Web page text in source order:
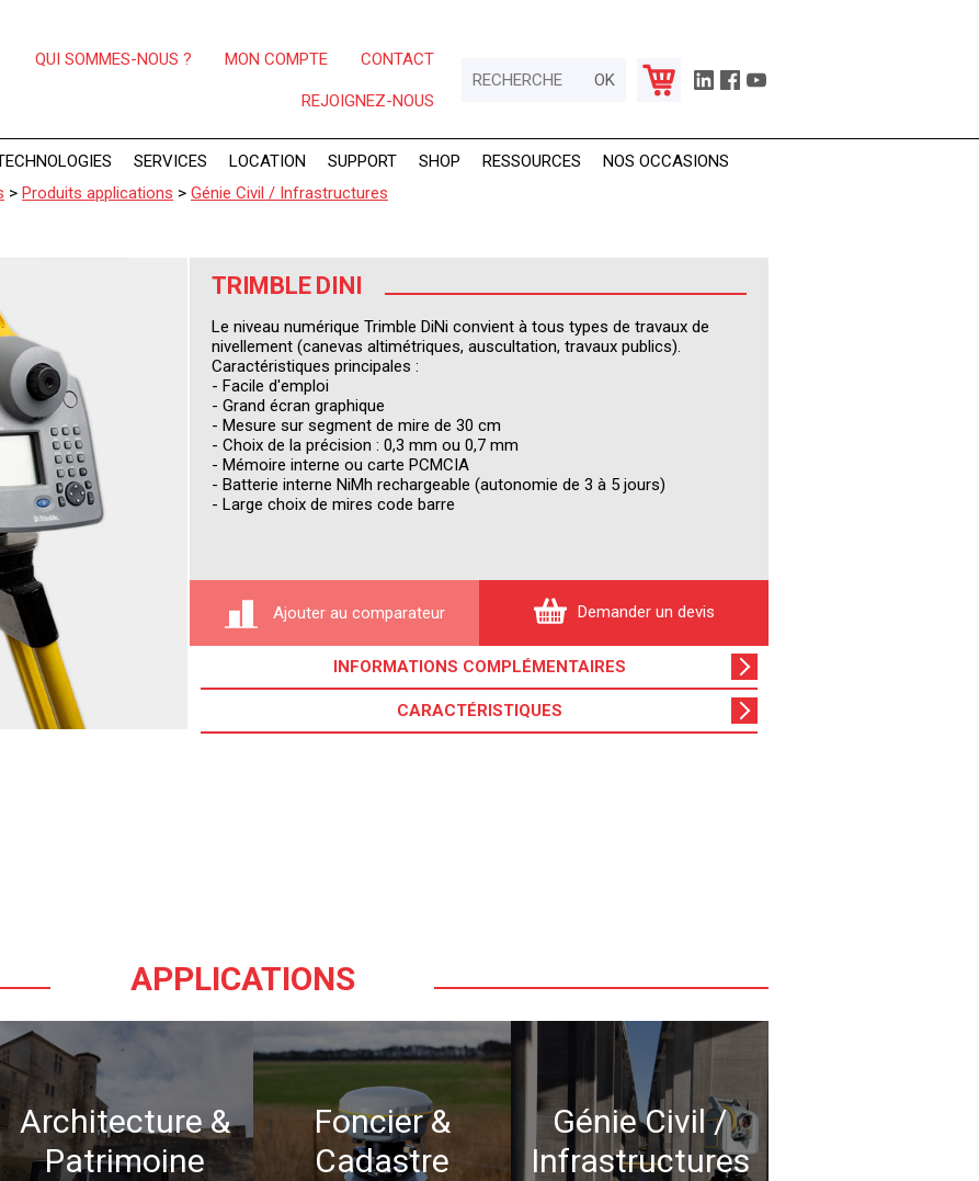
QUI SOMMES-NOUS ? MON COMPTE CONTACT
REJOIGNEZ-NOUS
SERVICES LOCATION SUPPORT SHOP RESSOURCES
NOS OCCASIONS
> Produits applications > Génie Civil / Infrastructures
TRIMBLE DINI
Le niveau numérique Trimble DiNi convient à tous types de travaux de
nivellement (canevas altimétriques, auscultation, travaux publics).
Caractéristiques principales :
- Facile d'emploi
- Grand écran graphique
- Mesure sur segment de mire de 30 cm
- Choix de la précision : 0,3 mm ou 0,7 mm
- Mémoire interne ou carte PCMCIA
- Batterie interne NiMh rechargeable (autonomie de 3 à 5 jours)
- Large choix de mires code barre
Ajouter au comparateur Demander un devis
INFORMATIONS COMPLÉMENTAIRES
CARACTÉRISTIQUES
APPLICATIONS
Architecture &
Patrimoine
Foncier &
Cadastre
Génie Civil /
Infrastructures